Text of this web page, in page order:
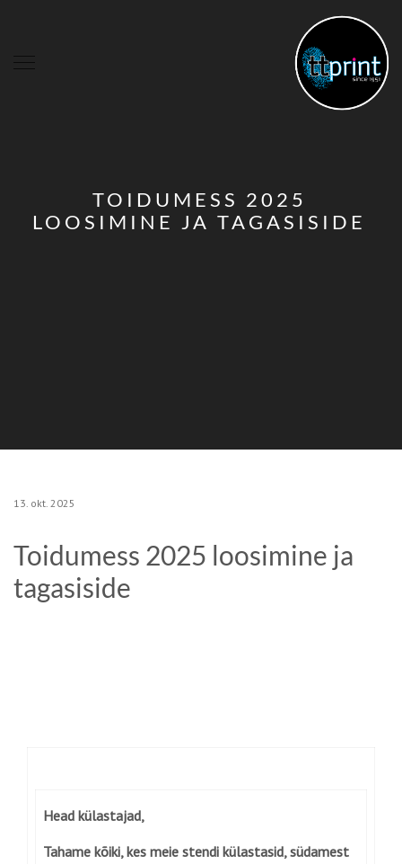
TOIDUMESS 2025
LOOSIMINE JA TAGASISIDE
13. okt. 2025
Toidumess 2025 loosimine ja
tagasiside
Head külastajad,
Tahame kõiki, kes meie stendi külastasid, südamest